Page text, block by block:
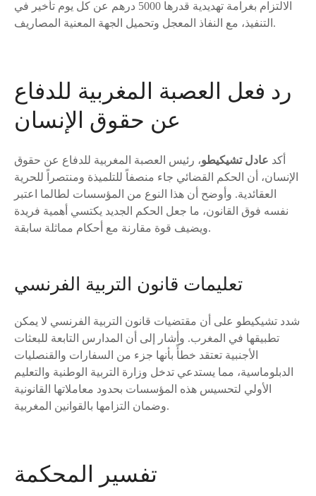
الالتزام بغرامة تهديدية قدرها 5000 درهم عن كل يوم تأخير في
التنفيذ، مع النفاذ المعجل وتحميل الجهة المعنية المصاريف.
رد فعل العصبة المغربية للدفاع
عن حقوق الإنسان
أكد عادل تشيكيطو، رئيس العصبة المغربية للدفاع عن حقوق
الإنسان، أن الحكم القضائي جاء منصفاً للتلميذة ومنتصراً للحرية
العقائدية. وأوضح أن هذا النوع من المؤسسات لطالما اعتبر
نفسه فوق القانون، ما جعل الحكم الجديد يكتسي أهمية فريدة
ويضيف قوة مقارنة مع أحكام مماثلة سابقة.
تعليمات قانون التربية الفرنسي
شدد تشيكيطو على أن مقتضيات قانون التربية الفرنسي لا يمكن
تطبيقها في المغرب. وأشار إلى أن المدارس التابعة للبعثات
الأجنبية تعتقد خطأً بأنها جزء من السفارات والقنصليات
الدبلوماسية، مما يستدعي تدخل وزارة التربية الوطنية والتعليم
الأولي لتحسيس هذه المؤسسات بحدود معاملاتها القانونية
وضمان التزامها بالقوانين المغربية.
تفسير المحكمة